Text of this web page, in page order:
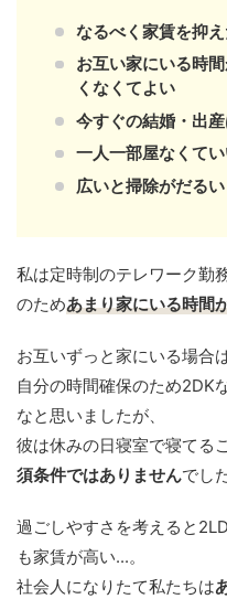
なるべく家賃を抑
お互い家にいる時
くなくてよい
今すぐの結婚・出
一人一部屋なくて
広いと掃除がだるい
私は定時制のテレワーク勤
のためあまり家にいる時間
お互いずっと家にいる場合
自分の時間確保のため2DK
なと思いましたが、
彼は休みの日寝室で寝てる
須条件ではありませんでし
過ごしやすさを考えると
も家賃が高い...。
社会人になりたて私たちは